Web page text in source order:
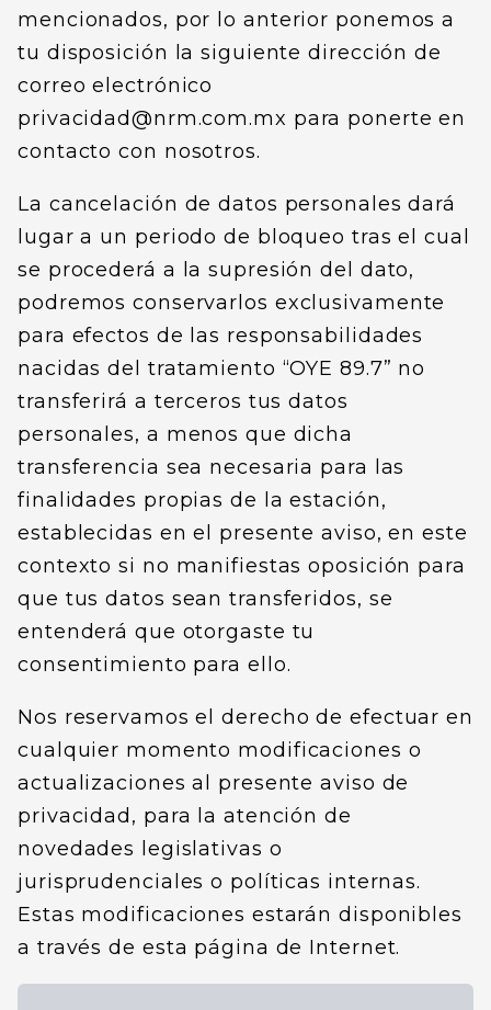
mencionados, por lo anterior ponemos a
tu disposición la siguiente dirección de
correo electrónico
privacidad@nrm.com.mx para ponerte en
contacto con nosotros.
La cancelación de datos personales dará
lugar a un periodo de bloqueo tras el cual
se procederá a la supresión del dato,
podremos conservarlos exclusivamente
para efectos de las responsabilidades
nacidas del tratamiento “OYE 89.7” no
transferirá a terceros tus datos
personales, a menos que dicha
transferencia sea necesaria para las
finalidades propias de la estación,
establecidas en el presente aviso, en este
contexto si no manifiestas oposición para
que tus datos sean transferidos, se
entenderá que otorgaste tu
consentimiento para ello.
Nos reservamos el derecho de efectuar en
cualquier momento modificaciones o
actualizaciones al presente aviso de
privacidad, para la atención de
novedades legislativas o
jurisprudenciales o políticas internas.
Estas modificaciones estarán disponibles
a través de esta página de Internet.